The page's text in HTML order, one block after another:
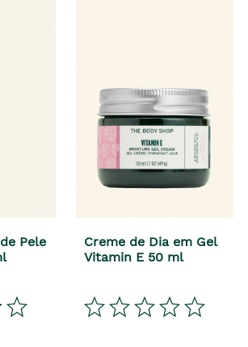
Pele
Creme de Dia em Gel
Vitamin E 50 ml